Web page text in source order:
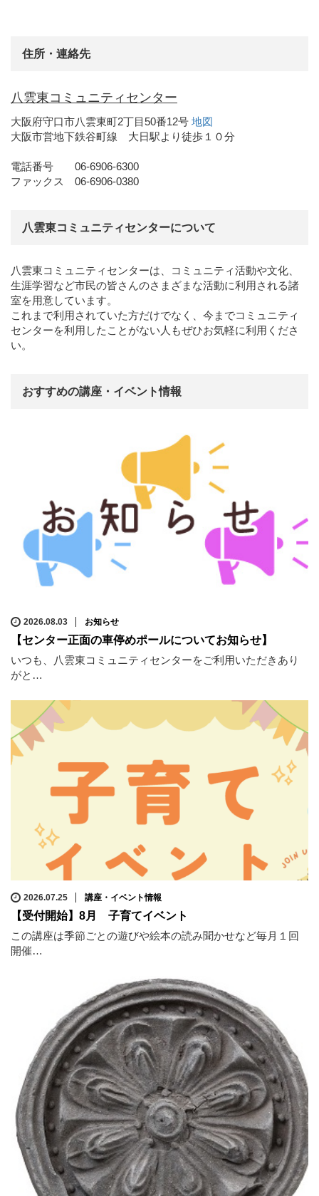
住所・連絡先
八雲東コミュニティセンター
大阪府守口市八雲東町2丁目50番12号 地図
大阪市営地下鉄谷町線 大日駅より徒歩１０分
電話番号 06-6906-6300
ファックス 06-6906-0380
八雲東コミュニティセンターについて
八雲東コミュニティセンターは、コミュニティ活動や文化、
生涯学習など市民の皆さんのさまざまな活動に利用される諸
室を用意しています。
これまで利用されていた方だけでなく、今までコミュニティ
センターを利用したことがない人もぜひお気軽に利用くださ
い。
おすすめの講座・イベント情報
2026.08.03 お知らせ
【センター正面の車停めポールについてお知らせ】
いつも、八雲東コミュニティセンターをご利用いただきあり
がと…
2026.07.25 講座・イベント情報
【受付開始】8月 子育てイベント
この講座は季節ごとの遊びや絵本の読み聞かせなど毎月１回
開催…